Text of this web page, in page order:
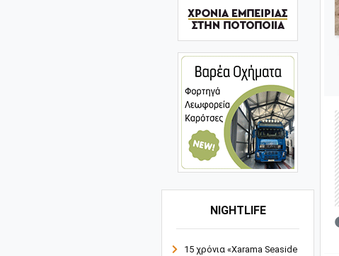
NIGHTLIFE
15 χρόνια «Xarama Seaside